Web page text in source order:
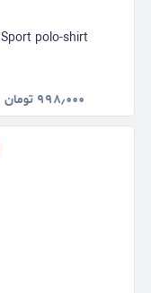
Sport polo-shirt
۹۹۸٫۰۰۰ تومان